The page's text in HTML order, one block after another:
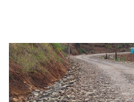
Estrutura Organizacional